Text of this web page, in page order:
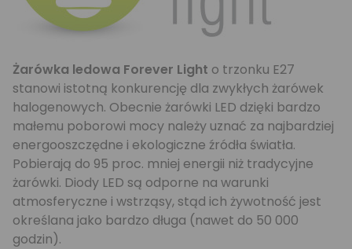
Żarówka ledowa Forever Light o trzonku E27
stanowi istotną konkurencję dla zwykłych żarówek
halogenowych. Obecnie żarówki LED dzięki bardzo
małemu poborowi mocy należy uznać za najbardziej
energooszczędne i ekologiczne źródła światła.
Pobierają do 95 proc. mniej energii niż tradycyjne
żarówki. Diody LED są odporne na warunki
atmosferyczne i wstrząsy, stąd ich żywotność jest
określana jako bardzo długa (nawet do 50 000
godzin).